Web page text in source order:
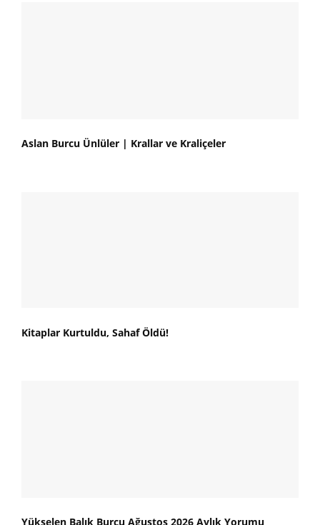
Aslan Burcu Ünlüler | Krallar ve Kraliçeler
Kitaplar Kurtuldu, Sahaf Öldü!
Yükselen Balık Burcu Ağustos 2026 Aylık Yorumu